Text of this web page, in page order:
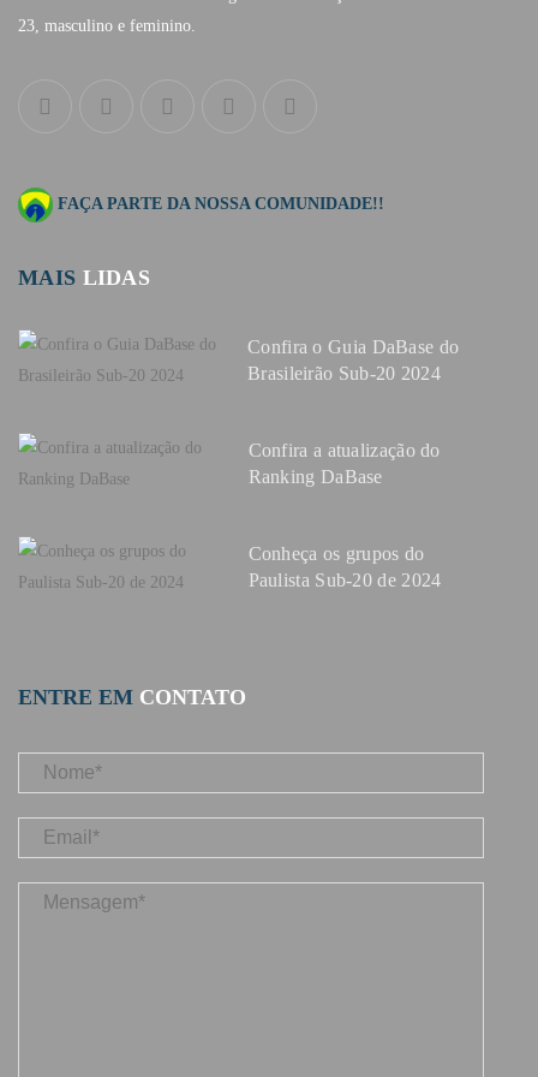
23, masculino e feminino.
FAÇA PARTE DA NOSSA COMUNIDADE!!
MAIS LIDAS
Confira o Guia DaBase do
Brasileirão Sub-20 2024
Confira a atualização do
Ranking DaBase
Conheça os grupos do
Paulista Sub-20 de 2024
ENTRE EM CONTATO